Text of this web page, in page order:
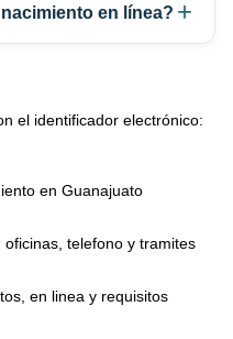
en línea?
el identificador electrónico:
en Guanajuato
telefono y tramites
en linea y requisitos